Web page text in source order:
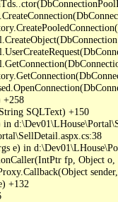
+258
SQLText) +150
e) in
fp, Object
+132